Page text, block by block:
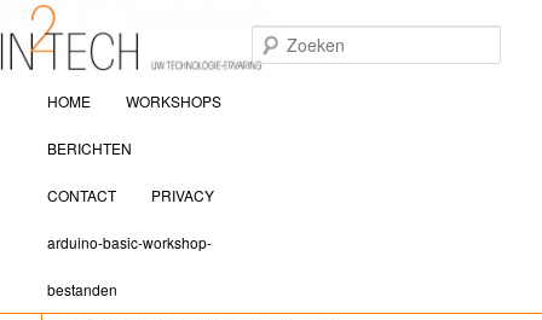
IN2TECH
Spring naar de primaire inhoud
Spring naar de secundaire inhoud
HOME WORKSHOPS
BERICHTEN
CONTACT PRIVACY
arduino-basic-workshop-
bestanden